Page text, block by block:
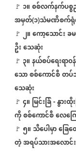
🚩 ၁။စစ်လက်နက်ပစ္စ
အမှတ်(၁)သံမဏိစက်
🚩 ၂။ကော့သောင်းခ
ဦးသေဆုံး
🚩 ၃။နယ်စပ်ရေးရာဝ
သောစစ်ကောင်စီတပ်သ
သေဆုံး
🚩 ၄။ မြင်းခြံ - နွားထို
ကိုစစ်ကောင်စီလေကြ
🚩 ၅။သီပေါမှာခြေ
တဲ့အရပ်သားအလောင်း